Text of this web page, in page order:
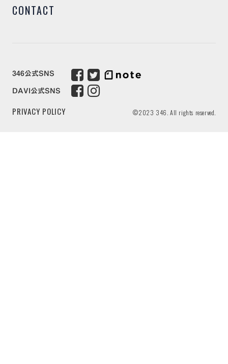
CONTACT
346公式SNS
DAVI公式SNS
PRIVACY POLICY ©2023 346. All rights reserved.